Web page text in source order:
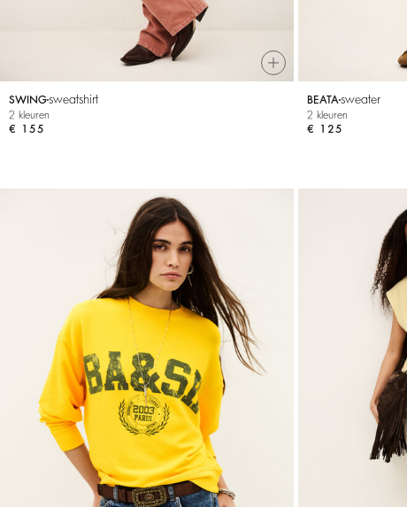
SWINGsweatshirt
2 kleuren
€ 155
BEATAsweater
2 kleuren
€ 125